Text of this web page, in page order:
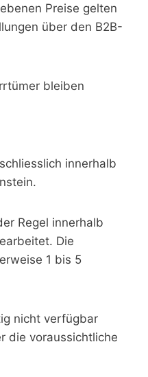
Preise gelten
über den B2B-
bleiben
innerhalb
Regel innerhalb
Die
1 bis 5
nicht verfügbar
die voraussichtliche